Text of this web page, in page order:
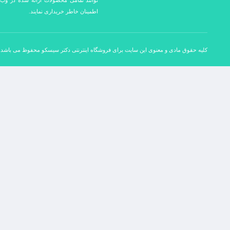
اطمینان خاطر خریداری نمایند.
کلیه حقوق مادی و معنوی این سایت برای فروشگاه اینترنتی دکتر سیسکو محفوظ می باشد.